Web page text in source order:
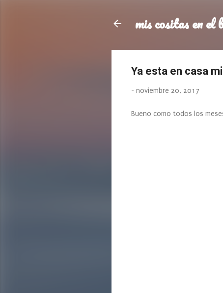
mis cositas en el
Ya esta en casa
- noviembre 20, 2017
Bueno como todos los